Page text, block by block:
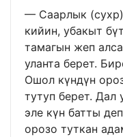
— Саарлык (сухр)
кийин, убакыт
тамагын жеп
уланта берет.
Ошол күндүн
тутуп берет. Дал
эле күн батты
орозо туткан